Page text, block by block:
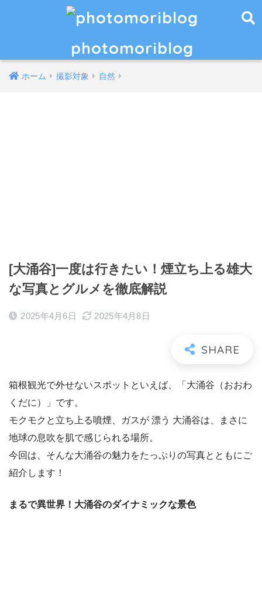
photomoriblog
ホーム 撮影対象 自然
[大涌谷]一度は行きたい！煙立ち上る雄大
な写真とグルメを徹底解説
2025年4月6日 2025年4月8日
箱根観光で外せないスポットといえば、「大涌谷（おおわ
くだに）」です。
モクモクと立ち上る噴煙、ガスが 漂う 大涌谷は、まさに
地球の息吹を肌で感じられる場所。
今回は、そんな大涌谷の魅力をたっぷりの写真とともにご
紹介します！
まるで異世界！大涌谷のダイナミックな景色